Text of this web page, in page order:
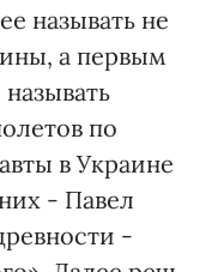
называть не
а первым
по
в Украине
- Павел
-